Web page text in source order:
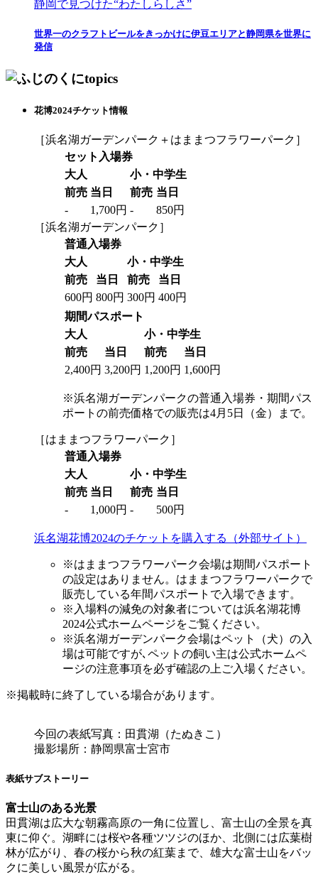
静岡で見つけた“わたしらしさ”
世界一のクラフトビールをきっかけに伊豆エリアと静岡県を世界に
発信
花博2024チケット情報
［浜名湖ガーデンパーク＋はままつフラワーパーク］
セット入場券
大人
小・中学生
前売 当日 前売 当日
-
1,700円 -
850円
［浜名湖ガーデンパーク］
普通入場券
大人
小・中学生
前売
当日 前売
当日
600円 800円 300円 400円
期間パスポート
大人
小・中学生
前売
当日 前売
当日
2,400円 3,200円 1,200円 1,600円
※浜名湖ガーデンパークの普通入場券・期間パス
ポートの前売価格での販売は4月5日（金）まで。
［はままつフラワーパーク］
普通入場券
大人
小・中学生
前売 当日 前売 当日
-
1,000円 - 500円
浜名湖花博2024のチケットを購入する（外部サイト）
※はままつフラワーパーク会場は期間パスポート
の設定はありません。はままつフラワーパークで
販売している年間パスポートで入場できます。
※入場料の減免の対象者については浜名湖花博
2024公式ホームページをご覧ください。
※浜名湖ガーデンパーク会場はペット（犬）の入
場は可能ですが､ペットの飼い主は公式ホームペ
ージの注意事項を必ず確認の上ご入場ください。
※掲載時に終了している場合があります。
今回の表紙写真：田貫湖（たぬきこ）
撮影場所：静岡県富士宮市
表紙サブストーリー
富士山のある光景
田貫湖は広大な朝霧高原の一角に位置し、富士山の全景を真
東に仰ぐ。湖畔には桜や各種ツツジのほか、北側には広葉樹
林が広がり、春の桜から秋の紅葉まで、雄大な富士山をバッ
クに美しい風景が広がる。